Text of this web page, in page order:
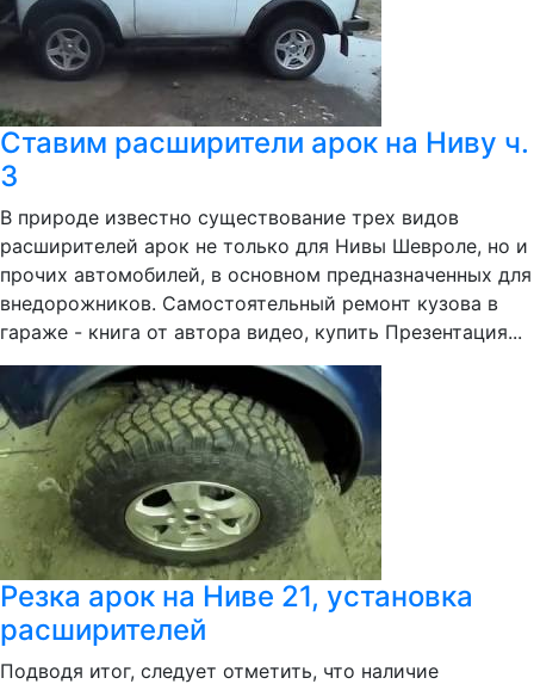
Ставим расширители арок на Ниву ч.
3
В природе известно существование трех видов
расширителей арок не только для Нивы Шевроле, но и
прочих автомобилей, в основном предназначенных для
внедорожников. Самостоятельный ремонт кузова в
гараже - книга от автора видео, купить Презентация...
Резка арок на Ниве 21, установка
расширителей
Подводя итог, следует отметить, что наличие